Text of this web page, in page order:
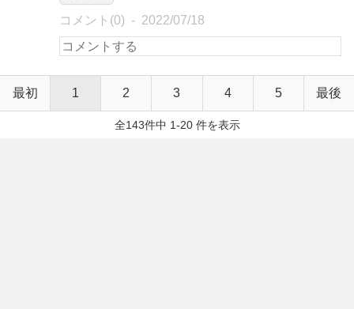
コメント(0) 2022/07/18
最初 1 2 3 4 5 最後
全143件中 1-20 件を表示